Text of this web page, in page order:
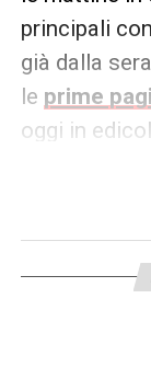
principali
già dalla
le prime
oggi in
Sport e La